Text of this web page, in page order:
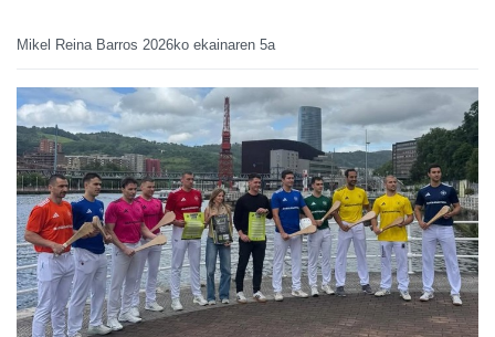
Mikel Reina Barros 2026ko ekainaren 5a